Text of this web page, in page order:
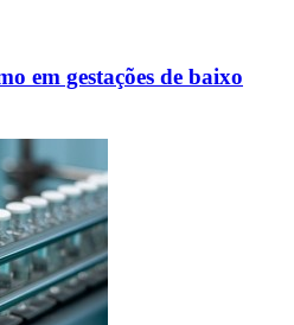
em gestações de baixo